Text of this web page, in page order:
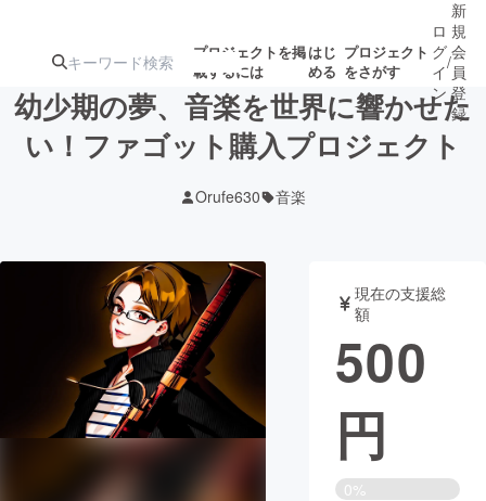
プロジェクトを掲
載するには
はじ
める
プロジェクト
をさがす
ジェクト
募集終了が近いプ
ロジェクト
アート・写真 音楽
テクノロジー・ガジェット ゲーム・サ
映像・映画
ビジネス・起業
ロ
グ
イ
ン
/
新
規
会
員
登
録
幼少期の夢、音楽を世界に響かせた
い！ファゴット購入プロジェクト
Orufe630 音楽
現在の支援総
額
500
円
0%